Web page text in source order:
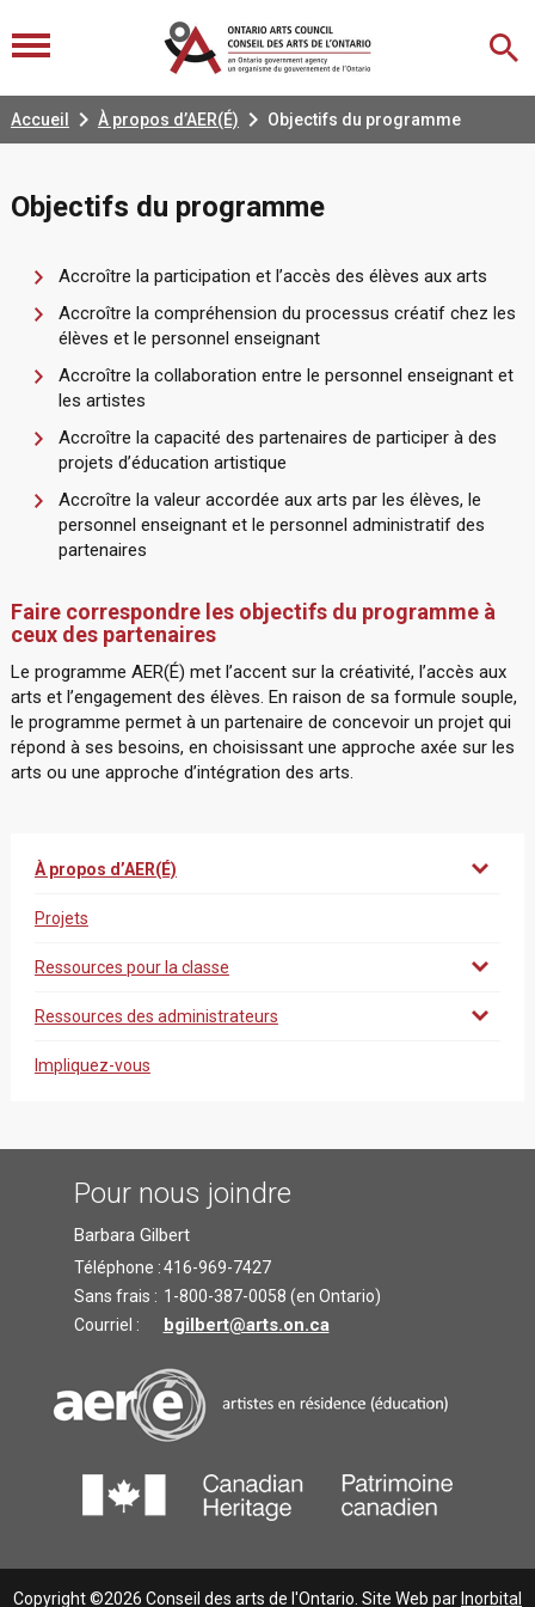
Accueil  À propos d’AER(É) Objectifs du programme
Objectifs du programme
Accroître la participation et l’accès des élèves aux arts
Accroître la compréhension du processus créatif chez les
élèves et le personnel enseignant
Accroître la collaboration entre le personnel enseignant et
les artistes
Accroître la capacité des partenaires de participer à des
projets d’éducation artistique
Accroître la valeur accordée aux arts par les élèves, le
personnel enseignant et le personnel administratif des
partenaires
Faire correspondre les objectifs du programme à
ceux des partenaires
Le programme AER(É) met l’accent sur la créativité, l’accès aux
arts et l’engagement des élèves. En raison de sa formule souple,
le programme permet à un partenaire de concevoir un projet qui
répond à ses besoins, en choisissant une approche axée sur les
arts ou une approche d’intégration des arts.
À propos d’AER(É)
Projets
Ressources pour la classe
Ressources des administrateurs
Impliquez-vous
Pour nous joindre
Barbara Gilbert
Téléphone :
Sans frais :
Courriel :
416-969-7427
1-800-387-0058 (en Ontario)
bgilbert@arts.on.ca
Copyright ©2026 Conseil des arts de l'Ontario. Site Web par Inorbital